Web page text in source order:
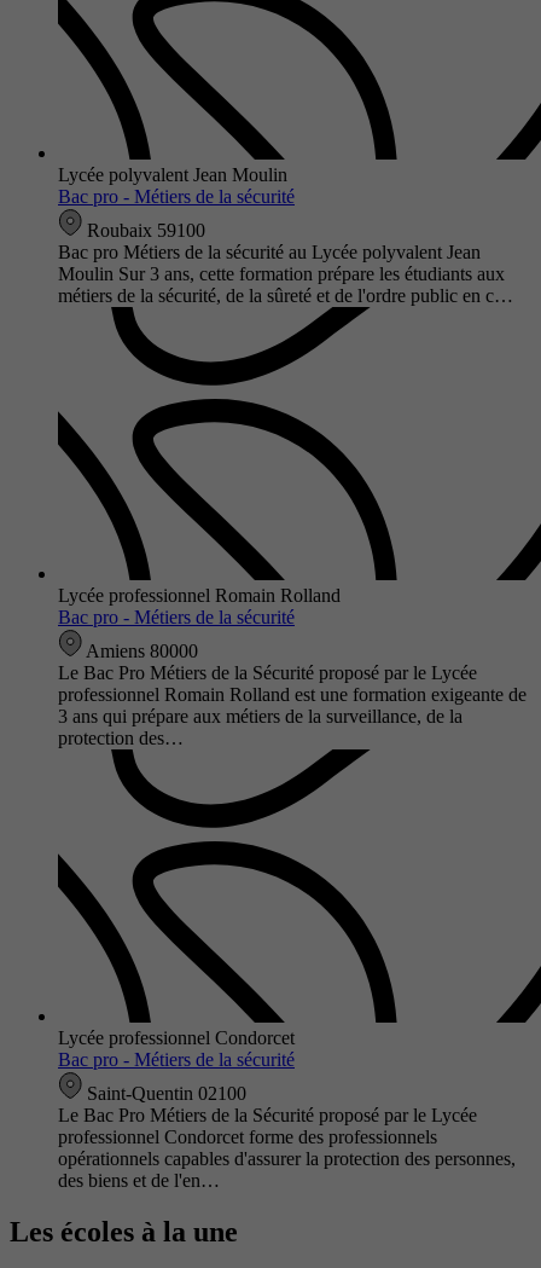
Lycée polyvalent Jean Moulin
Bac pro - Métiers de la sécurité
Roubaix 59100
Bac pro Métiers de la sécurité au Lycée polyvalent Jean
Moulin Sur 3 ans, cette formation prépare les étudiants aux
métiers de la sécurité, de la sûreté et de l'ordre public en c…
Lycée professionnel Romain Rolland
Bac pro - Métiers de la sécurité
Amiens 80000
Le Bac Pro Métiers de la Sécurité proposé par le Lycée
professionnel Romain Rolland est une formation exigeante de
3 ans qui prépare aux métiers de la surveillance, de la
protection des…
Lycée professionnel Condorcet
Bac pro - Métiers de la sécurité
Saint-Quentin 02100
Le Bac Pro Métiers de la Sécurité proposé par le Lycée
professionnel Condorcet forme des professionnels
opérationnels capables d'assurer la protection des personnes,
des biens et de l'en…
Les écoles à la une